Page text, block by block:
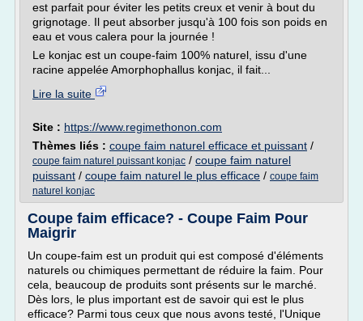
est parfait pour éviter les petits creux et venir à bout du
grignotage. Il peut absorber jusqu'à 100 fois son poids en
eau et vous calera pour la journée !
Le konjac est un coupe-faim 100% naturel, issu d'une
racine appelée Amorphophallus konjac, il fait...
Lire la suite
Site : https://www.regimethonon.com
Thèmes liés : coupe faim naturel efficace et puissant /
coupe faim naturel puissant konjac / coupe faim naturel
puissant / coupe faim naturel le plus efficace / coupe faim
naturel konjac
Coupe faim efficace? - Coupe Faim Pour
Maigrir
Un coupe-faim est un produit qui est composé d'éléments
naturels ou chimiques permettant de réduire la faim. Pour
cela, beaucoup de produits sont présents sur le marché.
Dès lors, le plus important est de savoir qui est le plus
efficace? Parmi tous ceux que nous avons testé, l'Unique